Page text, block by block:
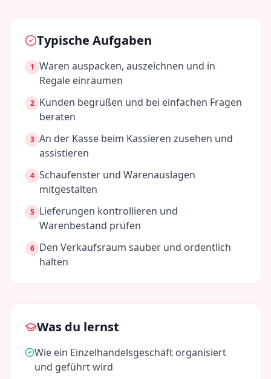
Typische Aufgaben
1 Waren auspacken, auszeichnen und in
Regale einräumen
2 Kunden begrüßen und bei einfachen Fragen
beraten
3 An der Kasse beim Kassieren zusehen und
assistieren
4 Schaufenster und Warenauslagen
mitgestalten
5 Lieferungen kontrollieren und
Warenbestand prüfen
6 Den Verkaufsraum sauber und ordentlich
halten
Was du lernst
Wie ein Einzelhandelsgeschäft organisiert
und geführt wird